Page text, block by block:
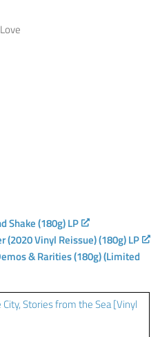
Shake (180g) LP
(2020 Vinyl Reissue) (180g) LP
& Rarities (180g) (Limited
Stories from the Sea [Vinyl